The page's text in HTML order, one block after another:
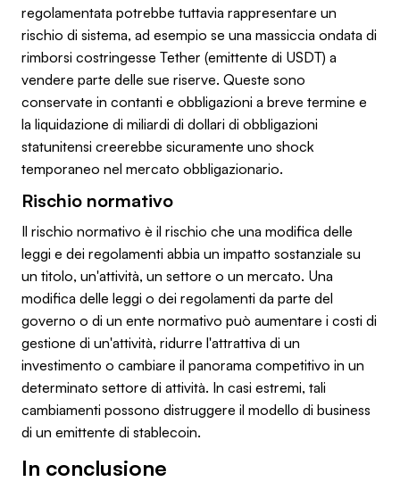
regolamentata potrebbe tuttavia rappresentare un
rischio di sistema, ad esempio se una massiccia ondata di
rimborsi costringesse Tether (emittente di USDT) a
vendere parte delle sue riserve. Queste sono
conservate in contanti e obbligazioni a breve termine e
la liquidazione di miliardi di dollari di obbligazioni
statunitensi creerebbe sicuramente uno shock
temporaneo nel mercato obbligazionario.
Rischio normativo
Il rischio normativo è il rischio che una modifica delle
leggi e dei regolamenti abbia un impatto sostanziale su
un titolo, un'attività, un settore o un mercato. Una
modifica delle leggi o dei regolamenti da parte del
governo o di un ente normativo può aumentare i costi di
gestione di un'attività, ridurre l'attrattiva di un
investimento o cambiare il panorama competitivo in un
determinato settore di attività. In casi estremi, tali
cambiamenti possono distruggere il modello di business
di un emittente di stablecoin.
In conclusione